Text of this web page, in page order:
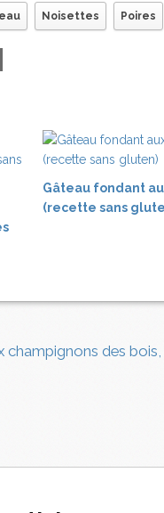
Noisettes Poires
Gâteau fondant
(recette sans
champignons des